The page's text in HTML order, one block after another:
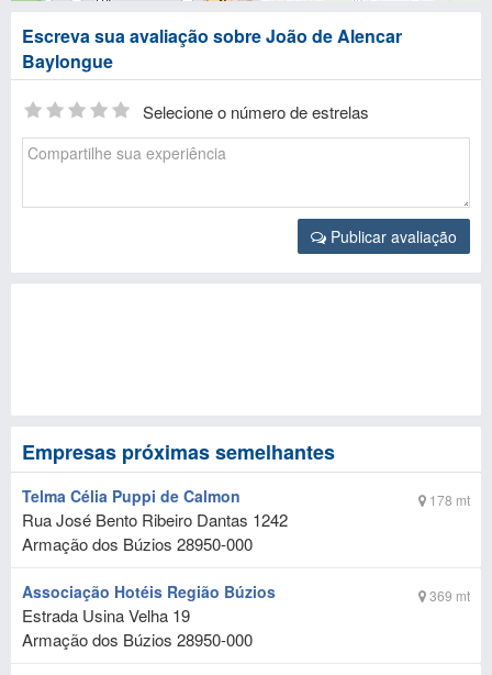
Escreva sua avaliação sobre João de Alencar
Baylongue
Selecione o número de estrelas
Publicar avaliação
Empresas próximas semelhantes
178 mt
Telma Célia Puppi de Calmon
Rua José Bento Ribeiro Dantas 1242
Armação dos Búzios 28950-000
369 mt
Associação Hotéis Região Búzios
Estrada Usina Velha 19
Armação dos Búzios 28950-000